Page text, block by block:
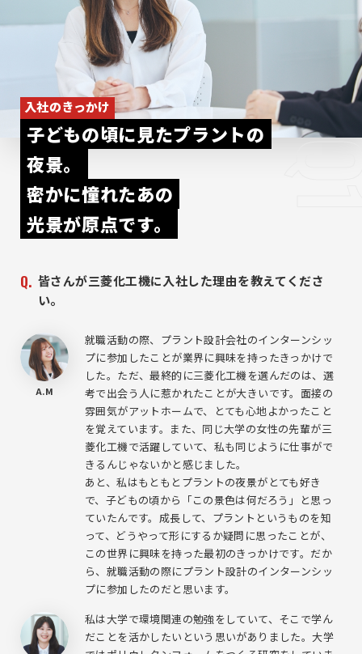
入社のきっかけ
子どもの頃に見たプラントの
夜景。
密かに憧れたあの
光景が原点です。
皆さんが三菱化工機に入社した理由を教えてくださ
い。
A.M
就職活動の際、プラント設計会社のインターンシッ
プに参加したことが業界に興味を持ったきっかけで
した。ただ、最終的に三菱化工機を選んだのは、選
考で出会う人に惹かれたことが大きいです。面接の
雰囲気がアットホームで、とても心地よかったこと
を覚えています。また、同じ大学の女性の先輩が三
菱化工機で活躍していて、私も同じように仕事がで
きるんじゃないかと感じました。
あと、私はもともとプラントの夜景がとても好き
で、子どもの頃から「この景色は何だろう」と思っ
ていたんです。成長して、プラントというものを知
って、どうやって形にするか疑問に思ったことが、
この世界に興味を持った最初のきっかけです。だか
ら、就職活動の際にプラント設計のインターンシッ
プに参加したのだと思います。
私は大学で環境関連の勉強をしていて、そこで学ん
だことを活かしたいという思いがありました。大学